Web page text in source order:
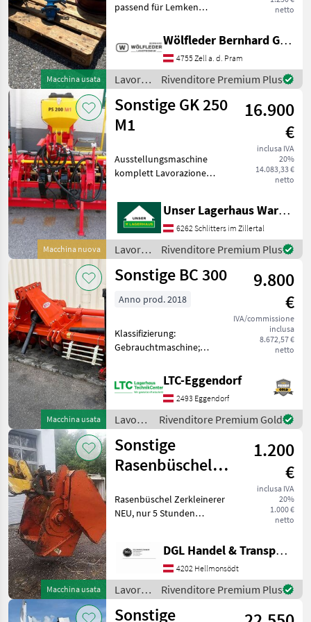
Sonstige
276
Lemken
13
Maschio
12
Pöttinger
12
Saphir
12
Hatzenbichler
11
Mostra
tutti
54
MARKETPLACE
Marketplace
Offerte dei
rivenditori
Annunci
Macchina usata
netto
passend für Lemken
Felge - Die Arbeitstiefe wird
schnell und einfach mit der
Lochleiste eingestellt. - Bei
Arbe
Wölfleder Bernhard GmbH
4755 Zell a. d. Pram
Lavorazione
terreno
/
Lemken
Rivenditore Premium Plus
Macchina nuova
Sonstige GK 250
M1
16.900
€
inclusa IVA
20%
14.083,33 €
netto
Ausstellungsmaschine
komplett Lavorazione
lavorazione terreno
Unser Lagerhaus Warenhandelsges.m.b.H.
6262 Schlitters im Zillertal
Lavorazione
terreno
/
Rivenditore Premium Plus
Macchina usata
Sonstige BC 300
9.800
€
IVA/commissione
inclusa
8.672,57 €
netto
Anno prod. 2018
Klassifizierung:
Gebrauchtmaschine;
014455; Nettogewicht (kg):
1200; Arbeitsbreite: 3; Max
Arbeitstiefe: 20; Weitere
Maschinenmerkmal
LTC-Eggendorf
2493 Eggendorf
Lavorazione
terreno
/
Sonstige
Rivenditore Premium Gold
Macchina usata
Sonstige
Rasenbüschel
1.200
€
inclusa IVA
20%
1.000 €
netto
Rasenbüschel Zerkleinerer
NEU, nur 5 Stunden
terreno Altri attrezzi per
lavorazione terreno
DGL Handel & Transporte
4202 Hellmonsödt
Lavorazione
terreno
/
Rivenditore Premium Plus
Sonstige